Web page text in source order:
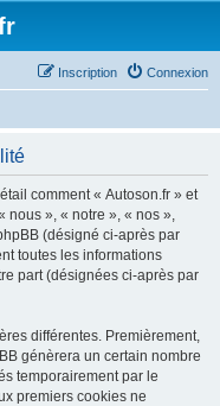
Connexion
Inscription
comment « Autoson.fr » et
nous », « notre », « nos »,
(désigné ci-après par
toutes les informations
part (désignées ci-après par
différentes. Premièrement,
génèrera un certain nombre
temporairement par le
premiers cookies ne